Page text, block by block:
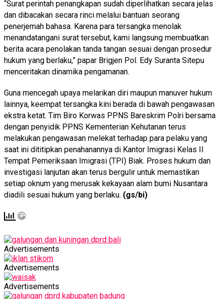
“Surat perintah penangkapan sudah diperlihatkan secara jelas
dan dibacakan secara rinci melalui bantuan seorang
penerjemah bahasa. Karena para tersangka menolak
menandatangani surat tersebut, kami langsung membuatkan
berita acara penolakan tanda tangan sesuai dengan prosedur
hukum yang berlaku,” papar Brigjen Pol. Edy Suranta Sitepu
menceritakan dinamika pengamanan.
Guna mencegah upaya melarikan diri maupun manuver hukum
lainnya, keempat tersangka kini berada di bawah pengawasan
ekstra ketat. Tim Biro Korwas PPNS Bareskrim Polri bersama
dengan penyidik PPNS Kementerian Kehutanan terus
melakukan pengawasan melekat terhadap para pelaku yang
saat ini dititipkan penahanannya di Kantor Imigrasi Kelas II
Tempat Pemeriksaan Imigrasi (TPI) Biak. Proses hukum dan
investigasi lanjutan akan terus bergulir untuk memastikan
setiap oknum yang merusak kekayaan alam bumi Nusantara
diadili sesuai hukum yang berlaku. (gs/bi)
Advertisements
Advertisements
Advertisements